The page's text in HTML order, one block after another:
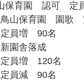
保育園 認可 定
鳥山保育園 園歌
定員増 90名
園舎落成
定員増 120名
定員減 90名